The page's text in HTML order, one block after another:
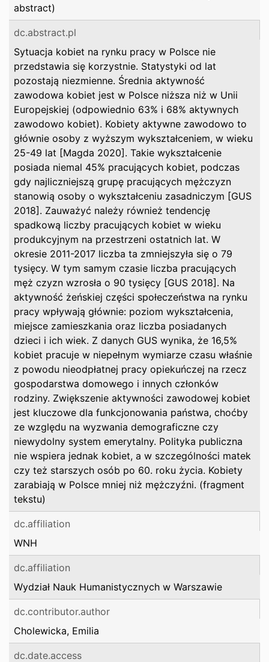
abstract)
dc.abstract.pl
Sytuacja kobiet na rynku pracy w Polsce nie
przedstawia się korzystnie. Statystyki od lat
pozostają niezmienne. Średnia aktywność
zawodowa kobiet jest w Polsce niższa niż w Unii
Europejskiej (odpowiednio 63% i 68% aktywnych
zawodowo kobiet). Kobiety aktywne zawodowo to
głównie osoby z wyższym wykształceniem, w wieku
25-49 lat [Magda 2020]. Takie wykształcenie
posiada niemal 45% pracujących kobiet, podczas
gdy najliczniejszą grupę pracujących mężczyzn
stanowią osoby o wykształceniu zasadniczym [GUS
2018]. Zauważyć należy również tendencję
spadkową liczby pracujących kobiet w wieku
produkcyjnym na przestrzeni ostatnich lat. W
okresie 2011-2017 liczba ta zmniejszyła się o 79
tysięcy. W tym samym czasie liczba pracujących
męż czyzn wzrosła o 90 tysięcy [GUS 2018]. Na
aktywność żeńskiej części społeczeństwa na rynku
pracy wpływają głównie: poziom wykształcenia,
miejsce zamieszkania oraz liczba posiadanych
dzieci i ich wiek. Z danych GUS wynika, że 16,5%
kobiet pracuje w niepełnym wymiarze czasu właśnie
z powodu nieodpłatnej pracy opiekuńczej na rzecz
gospodarstwa domowego i innych członków
rodziny. Zwiększenie aktywności zawodowej kobiet
jest kluczowe dla funkcjonowania państwa, choćby
ze względu na wyzwania demograficzne czy
niewydolny system emerytalny. Polityka publiczna
nie wspiera jednak kobiet, a w szczególności matek
czy też starszych osób po 60. roku życia. Kobiety
zarabiają w Polsce mniej niż mężczyźni. (fragment
tekstu)
dc.affiliation
WNH
dc.affiliation
Wydział Nauk Humanistycznych w Warszawie
dc.contributor.author
Cholewicka, Emilia
dc.date.access